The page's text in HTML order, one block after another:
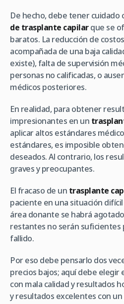
De hecho, debe tener cuidado
de trasplante capilarque se
baratos. La reducción de
acompañada de una baja
existe), falta de supervisión
personas no calificadas, o
médicos posteriores.
En realidad, para obtener
impresionantes en un
aplicar altos estándares
estándares, es imposible
deseados. Al contrario, los
graves y preocupantes.
El fracaso de un trasplante
paciente en una situación
área donante se habrá
restantes no serán
fallido.
Por eso debe pensarlo dos
precios bajos; aquí debe
con mala calidad y resultados
y resultados excelentes con